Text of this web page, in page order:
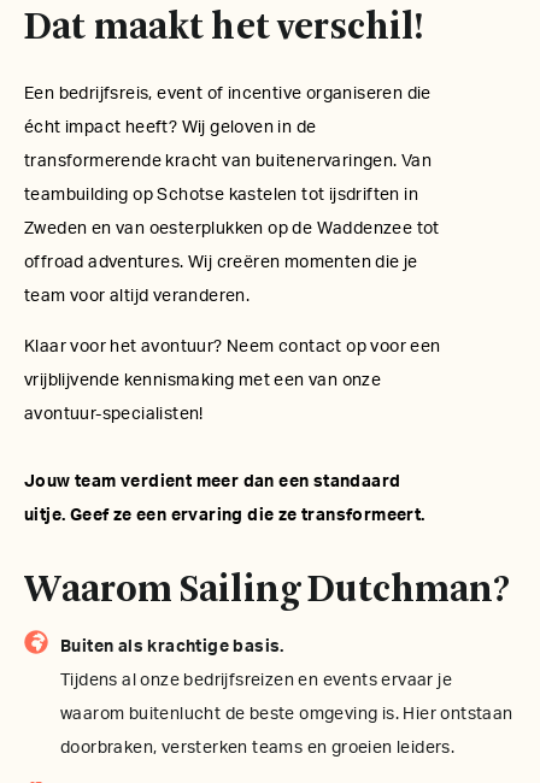
Dat maakt het verschil!
Een bedrijfsreis, event of incentive organiseren die
écht impact heeft? Wij geloven in de
transformerende kracht van buitenervaringen. Van
teambuilding op Schotse kastelen tot ijsdriften in
Zweden en van oesterplukken op de Waddenzee tot
offroad adventures. Wij creëren momenten die je
team voor altijd veranderen.
Klaar voor het avontuur? Neem contact op voor een
vrijblijvende kennismaking met een van onze
avontuur-specialisten!
Jouw team verdient meer dan een standaard
uitje. Geef ze een ervaring die ze transformeert.
Waarom Sailing Dutchman?
Buiten als krachtige basis.
Tijdens al onze bedrijfsreizen en events ervaar je
waarom buitenlucht de beste omgeving is. Hier ontstaan
doorbraken, versterken teams en groeien leiders.